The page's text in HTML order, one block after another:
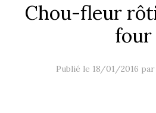
Chou-fleur
four
Publié le 18/01/2016 par